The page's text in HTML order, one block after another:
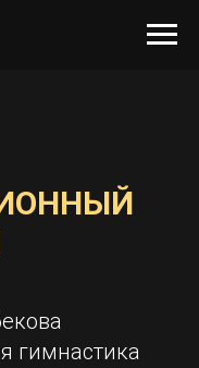
гимнастика